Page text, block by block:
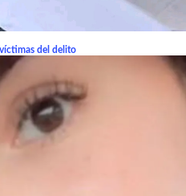
del delito